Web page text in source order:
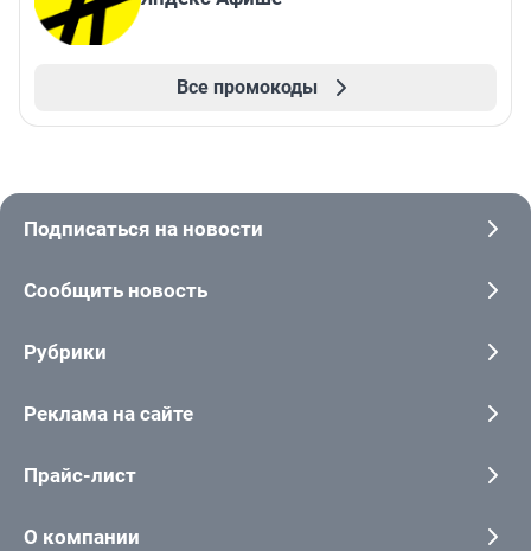
Все промокоды
Подписаться на новости
Сообщить новость
Рубрики
Реклама на сайте
Прайс-лист
О компании